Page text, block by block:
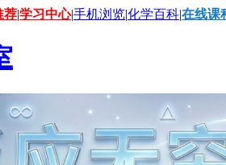
荐|学习中心|手机浏览|化学百科|在线课